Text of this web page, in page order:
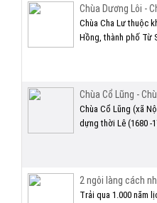
Chùa Dương Lôi -
Chùa Cha Lư thuộc
Hồng, thành phố Từ
Chùa Cổ Lũng -
Chùa Cổ Lũng (xã
dựng thời Lê (1680 -
2 ngôi làng cách
Trải qua 1.000 năm